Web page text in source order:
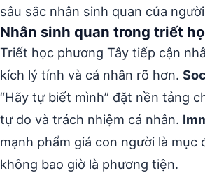
sâu sắc nhân sinh quan của
Nhân sinh quan trong triết
Triết học phương Tây tiếp cận
kích lý tính và cá nhân rõ hơn.
“Hãy tự biết mình” đặt nền tảng
tự do và trách nhiệm cá nhân.
mạnh phẩm giá con người là mục
không bao giờ là phương tiện.